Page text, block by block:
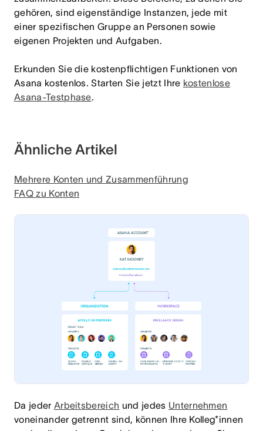
gehören, sind eigenständige Instanzen, jede mit
einer spezifischen Gruppe an Personen sowie
eigenen Projekten und Aufgaben.
Erkunden Sie die kostenpflichtigen Funktionen von
Asana kostenlos. Starten Sie jetzt Ihre kostenlose
Asana-Testphase.
Ähnliche Artikel
Mehrere Konten und Zusammenführung
FAQ zu Konten
Da jeder Arbeitsbereich und jedes Unternehmen
voneinander getrennt sind, können Ihre Kolleg*innen